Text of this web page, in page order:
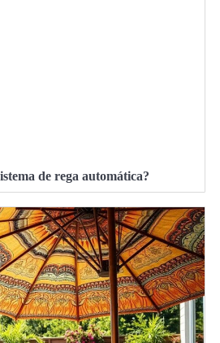
de rega automática?